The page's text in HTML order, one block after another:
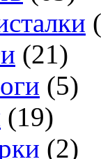
(21)
(5)
(19)
(2)